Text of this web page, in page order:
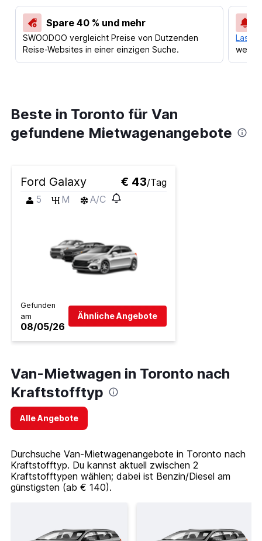
Spare 40 % und mehr
SWOODOO vergleicht Preise von Dutzenden
Reise-Websites in einer einzigen Suche.
Lass
Beste in Toronto für Van
gefundene Mietwagenangebote
Ford Galaxy € 43/Tag
5
M A/C
Gefunden
am
08/05/26
Ähnliche Angebote
Van-Mietwagen in Toronto nach
Kraftstofftyp
Alle Angebote
Durchsuche Van-Mietwagenangebote in Toronto nach
Kraftstofftyp. Du kannst aktuell zwischen 2
Kraftstofftypen wählen; dabei ist Benzin/Diesel am
günstigsten (ab € 140).